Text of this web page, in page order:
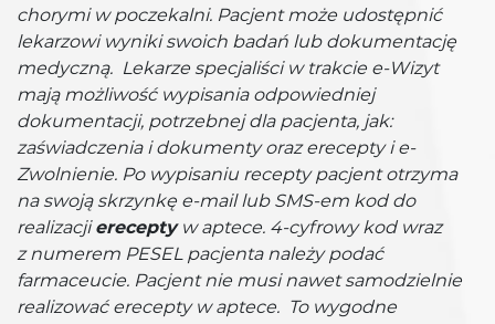
chorymi w poczekalni. Pacjent może udostępnić
lekarzowi wyniki swoich badań lub dokumentację
medyczną. Lekarze specjaliści w trakcie e-Wizyt
mają możliwość wypisania odpowiedniej
dokumentacji, potrzebnej dla pacjenta, jak:
zaświadczenia i dokumenty oraz erecepty i e-
Zwolnienie. Po wypisaniu recepty pacjent otrzyma
na swoją skrzynkę e-mail lub SMS-em kod do
realizacjiereceptyw aptece. 4-cyfrowy kod wraz
z numerem PESEL pacjenta należy podać
farmaceucie. Pacjent nie musi nawet samodzielnie
realizować erecepty w aptece. To wygodne